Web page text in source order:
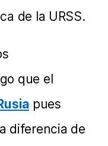
de la URSS.
que el
pues
diferencia de